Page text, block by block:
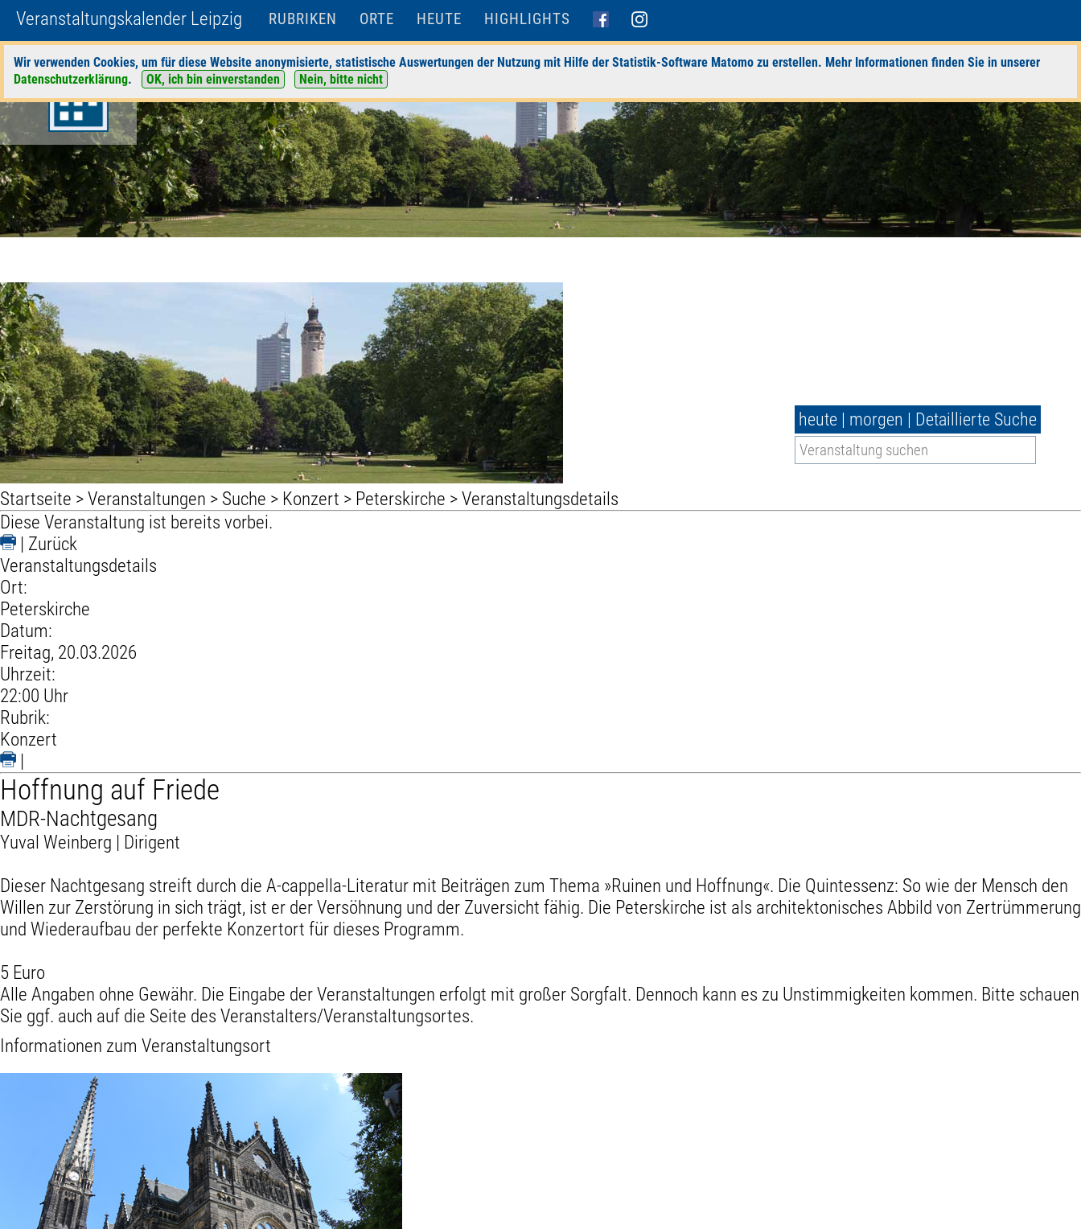
Veranstaltungskalender Leipzig RUBRIKEN ORTE HEUTE HIGHLIGHTS
Wir verwenden Cookies, um für diese Website anonymisierte, statistische Auswertungen der Nutzung mit Hilfe der Statistik-Software Matomo zu erstellen. Mehr Informationen finden Sie in unserer
Datenschutzerklärung. OK, ich bin einverstanden Nein, bitte nicht
heute | morgen | Detaillierte Suche
Startseite >Veranstaltungen > Suche > Konzert > Peterskirche > Veranstaltungsdetails
Diese Veranstaltung ist bereits vorbei.
Zurück
Veranstaltungsdetails
Ort:
Peterskirche
Datum:
Freitag, 20.03.2026
Uhrzeit:
22:00 Uhr
Rubrik:
Konzert
Hoffnung auf Friede
MDR-Nachtgesang
Yuval Weinberg | Dirigent
Dieser Nachtgesang streift durch die A-cappella-Literatur mit Beiträgen zum Thema »Ruinen und Hoffnung«. Die Quintessenz: So wie der Mensch den
Willen zur Zerstörung in sich trägt, ist er der Versöhnung und der Zuversicht fähig. Die Peterskirche ist als architektonisches Abbild von Zertrümmerung
und Wiederaufbau der perfekte Konzertort für dieses Programm.
5 Euro
Alle Angaben ohne Gewähr. Die Eingabe der Veranstaltungen erfolgt mit großer Sorgfalt. Dennoch kann es zu Unstimmigkeiten kommen. Bitte schauen
Sie ggf. auch auf die Seite des Veranstalters/Veranstaltungsortes.
Informationen zum Veranstaltungsort